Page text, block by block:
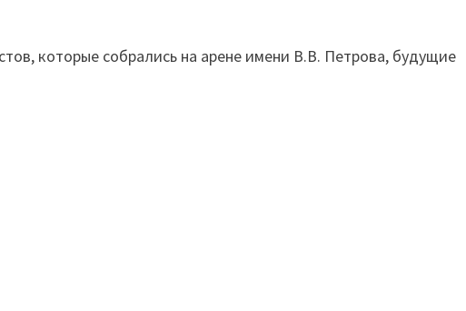
которые собрались на арене имени В.В. Петрова, будущие